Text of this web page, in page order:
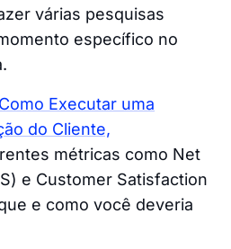
várias pesquisas
específico no
Como Executar uma
do Cliente,
métricas como Net
e Customer Satisfaction
e como você deveria